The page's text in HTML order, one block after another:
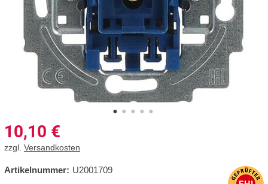
10,10 €
zzgl. Versandkosten
Artikelnummer: U2001709